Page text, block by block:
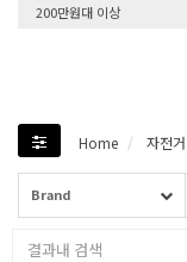
200만원대 이상
Home 자전거
Brand